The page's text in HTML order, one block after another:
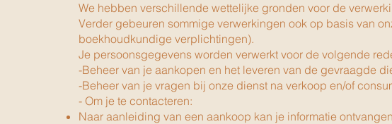
We hebben verschillende wettelijke gronden voor de
Verder gebeuren sommige verwerkingen ook op basis van
boekhoudkundige verplichtingen).
Je persoonsgegevens worden verwerkt voor de volgende
-Beheer van je aankopen en het leveren van de gevraagde
-Beheer van je vragen bij onze dienst na verkoop en/of
- Om je te contacteren:
Naar aanleiding van een aankoop kan je informatie